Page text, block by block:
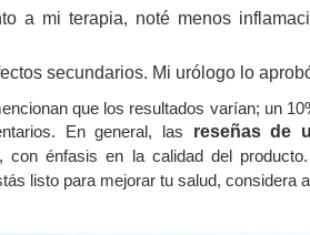
a mi terapia, noté menos
secundarios. Mi urólogo lo
que los resultados varían; un
En general, las reseñas de
énfasis en la calidad del
listo para mejorar tu salud, considera